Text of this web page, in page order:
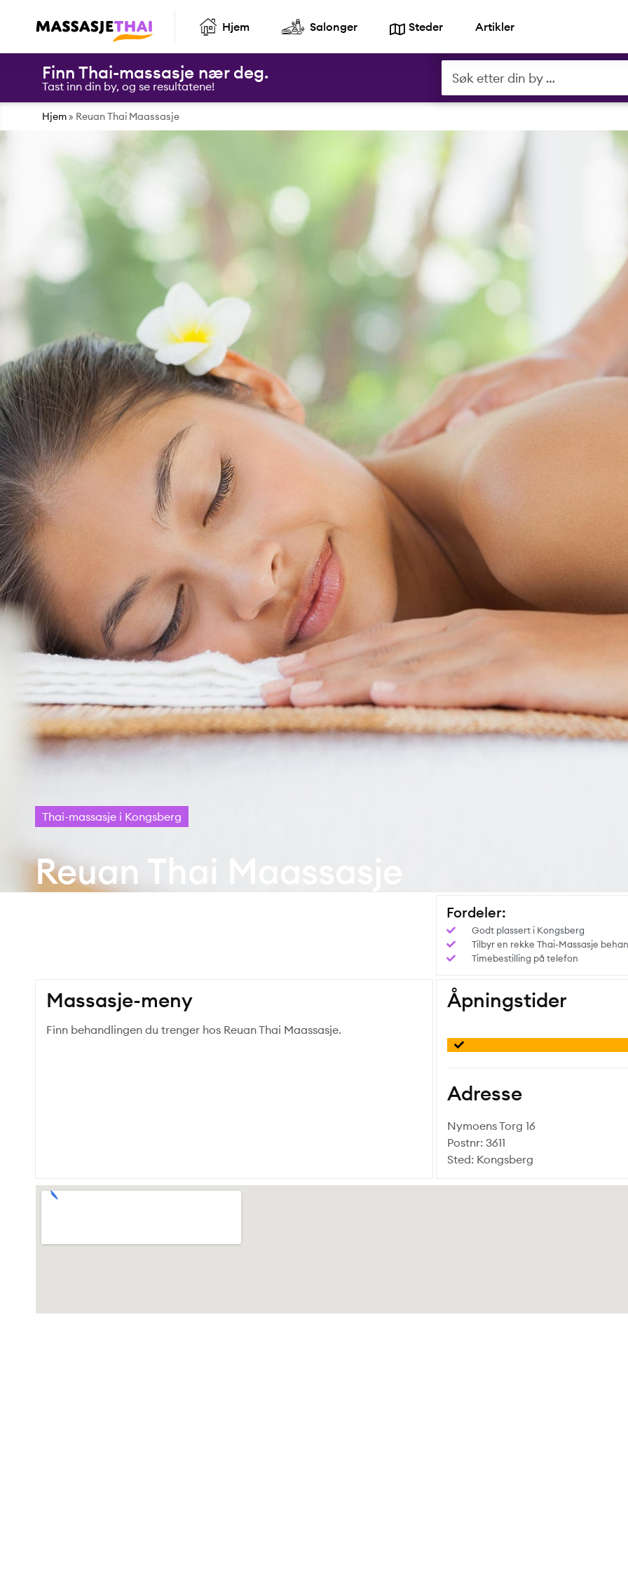
Hjem Salonger Steder Artikler
Finn Thai-massasje nær deg.
Tast inn din by, og se resultatene!
Hjem » Reuan Thai Maassasje
Thai-massasje i Kongsberg
Reuan Thai Maassasje
Fordeler:
Godt plassert i Kongsberg
Tilbyr en rekke Thai-Massasje
Timebestilling på telefon
Massasje-meny
Finn behandlingen du trenger hos Reuan Thai Maassasje.
Åpningstider
Adresse
Nymoens Torg 16
Postnr: 3611
Sted: Kongsberg